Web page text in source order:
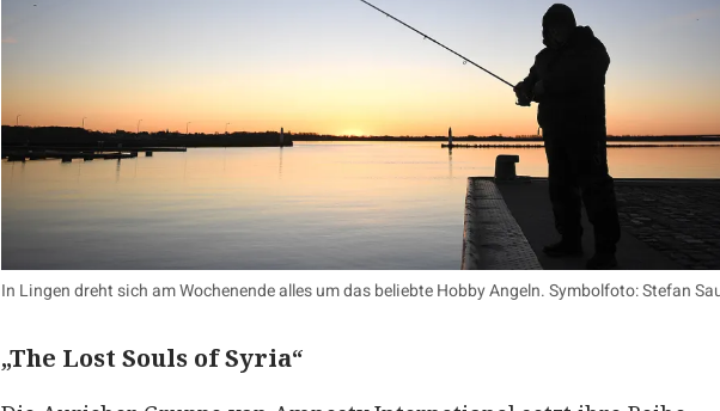
In Lingen dreht sich am Wochenende alles um das beliebte Hobby Angeln. Symbolfoto: Stefan
„The Lost Souls of Syria“